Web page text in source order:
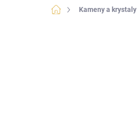
Domů Kameny a krystaly